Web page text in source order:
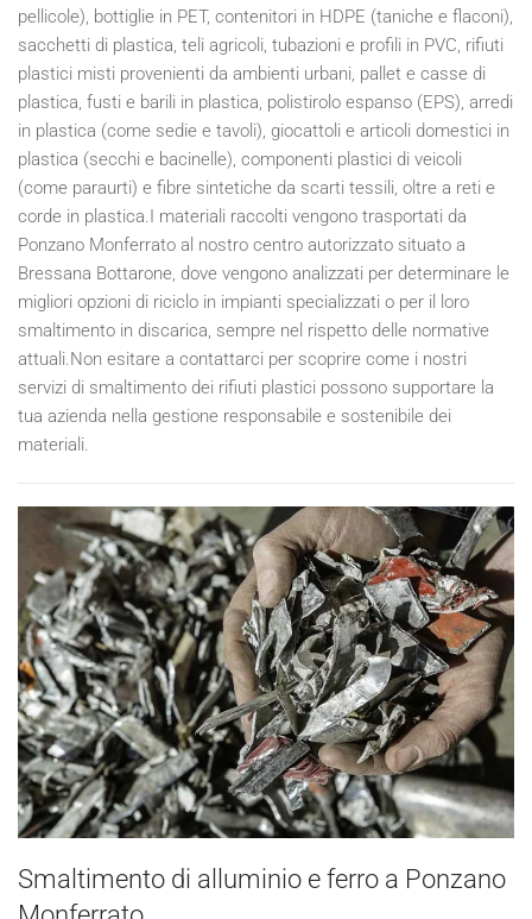
pellicole), bottiglie in PET, contenitori in HDPE (taniche e flaconi),
sacchetti di plastica, teli agricoli, tubazioni e profili in PVC, rifiuti
plastici misti provenienti da ambienti urbani, pallet e casse di
plastica, fusti e barili in plastica, polistirolo espanso (EPS), arredi
in plastica (come sedie e tavoli), giocattoli e articoli domestici in
plastica (secchi e bacinelle), componenti plastici di veicoli
(come paraurti) e fibre sintetiche da scarti tessili, oltre a reti e
corde in plastica.I materiali raccolti vengono trasportati da
Ponzano Monferrato al nostro centro autorizzato situato a
Bressana Bottarone, dove vengono analizzati per determinare le
migliori opzioni di riciclo in impianti specializzati o per il loro
smaltimento in discarica, sempre nel rispetto delle normative
attuali.Non esitare a contattarci per scoprire come i nostri
servizi di smaltimento dei rifiuti plastici possono supportare la
tua azienda nella gestione responsabile e sostenibile dei
materiali.
Smaltimento di alluminio e ferro a Ponzano